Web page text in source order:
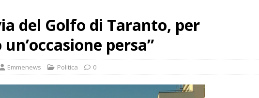
del Golfo di Taranto, per
persa”
Emmenews Politica 0